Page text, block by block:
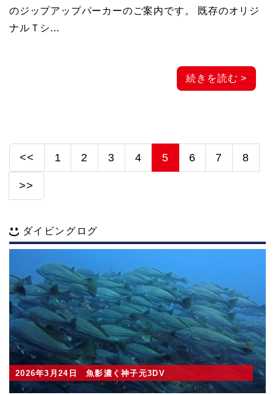
のジップアップパーカーのご案内です。 既存のオリジ
ナルＴシ...
続きを読む >
<< 1 2 3 4 5 6 7 8
>>
ダイビングログ
2026年3月24日 魚影濃く神子元3DV